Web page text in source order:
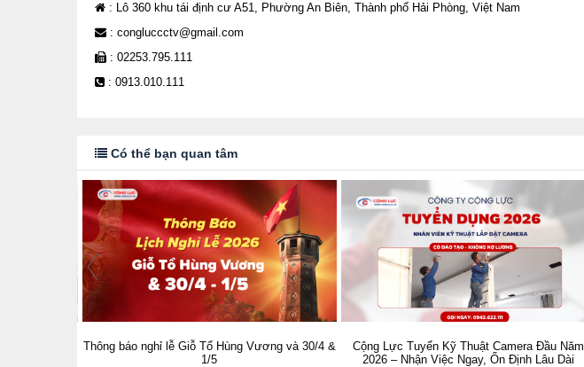
: Lô 360 khu tái định cư A51, Phường An Biên, Thành phố Hải Phòng, Việt Nam
: congluccctv@gmail.com
: 02253.795.111
: 0913.010.111
Có thể bạn quan tâm
Thông báo nghỉ lễ Giỗ Tổ Hùng Vương và 30/4 &
1/5
Cộng Lực Tuyển Kỹ Thuật Camera Đầu Năm
2026 – Nhận Việc Ngay, Ổn Định Lâu Dài